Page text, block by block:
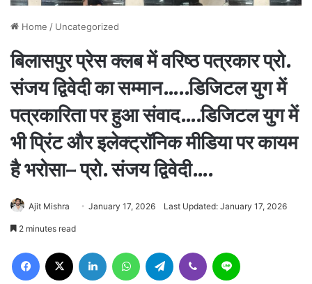
Home / Uncategorized
बिलासपुर प्रेस क्लब में वरिष्ठ पत्रकार प्रो.
संजय द्विवेदी का सम्मान…..डिजिटल युग में
पत्रकारिता पर हुआ संवाद….डिजिटल युग में
भी प्रिंट और इलेक्ट्रॉनिक मीडिया पर कायम
है भरोसा– प्रो. संजय द्विवेदी….
Ajit Mishra January 17, 2026 Last Updated: January 17, 2026
2 minutes read
Facebook LinkedIn WhatsAppTelegram Viber